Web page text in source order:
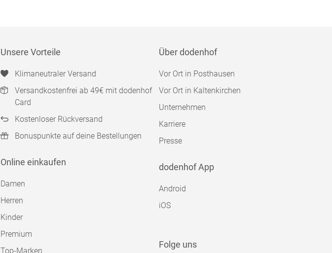
Unsere Vorteile
Klimaneutraler Versand
Versandkostenfrei ab 49€ mit dodenhof
Card
Kostenloser Rückversand
Bonuspunkte auf deine Bestellungen
Online einkaufen
Damen
Herren
Kinder
Premium
Top-Marken
Über dodenhof
Vor Ort in Posthausen
Vor Ort in Kaltenkirchen
Unternehmen
Karriere
Presse
dodenhof App
Android
iOS
Folge uns